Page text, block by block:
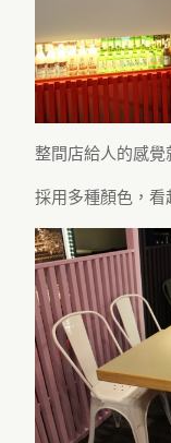
整間店給人的感覺
採用多種顏色，看